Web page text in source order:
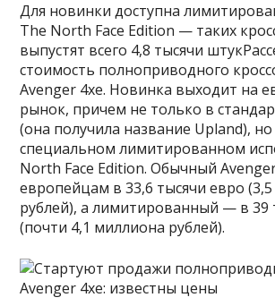
Для новинки доступна
The North Face Edition — таких
выпустят всего 4,8 тысячи
стоимость полноприводного
Avenger 4xe. Новинка выходит на
рынок, причем не только в
(она получила название Upland),
специальном лимитированном
North Face Edition. Обычный
европейцам в 33,6 тысячи евро
рублей), а лимитированный — в 39
(почти 4,1 миллиона рублей).